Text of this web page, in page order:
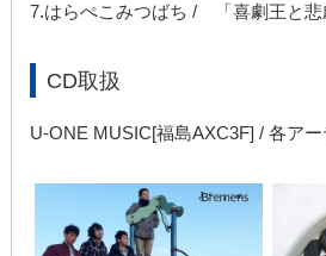
7.はらぺこみつばち / 「喜劇王と悲
CD取扱
U-ONE MUSIC[福島AXC3F] / 各アー